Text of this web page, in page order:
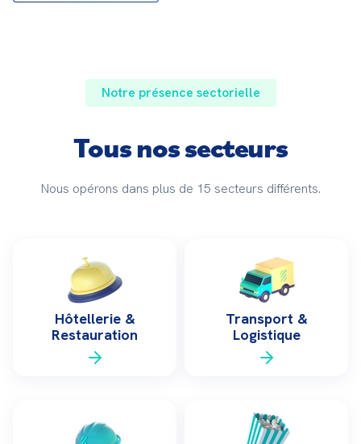
Notre présence sectorielle
Tous nos secteurs
Nous opérons dans plus de 15 secteurs différents.
Hôtellerie &
Restauration
Transport &
Logistique